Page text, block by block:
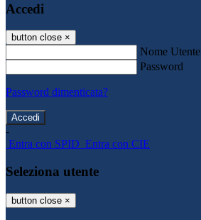
Accedi
button close ×
Nome Utente
Password
Password dimenticata?
-
Entra con SPID Entra con CIE
Seleziona utente
button close ×